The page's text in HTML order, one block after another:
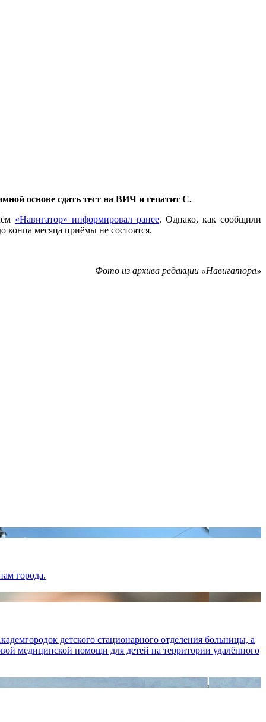
основе сдать тест на ВИЧ и гепатит С.
«Навигатор» информировал ранее. Однако, как сообщили
месяца приёмы не состоятся.
Фото из архива редакции «Навигатора»
города.
детского стационарного отделения больницы, а
медицинской помощи для детей на территории удалённого